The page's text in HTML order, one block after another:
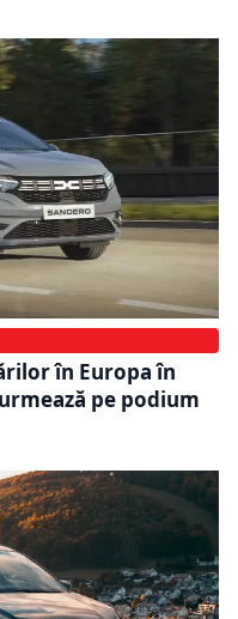
în Europa în
pe podium